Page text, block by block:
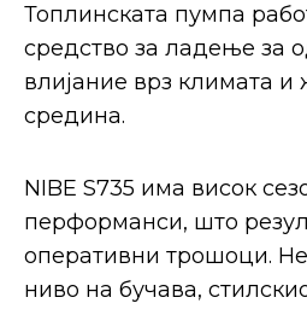
Топлинската пумпа
средство за ладење за
влијание врз климата и
средина.
NIBE S735 има висок
перформанси, што
оперативни трошоци.
ниво на бучава,